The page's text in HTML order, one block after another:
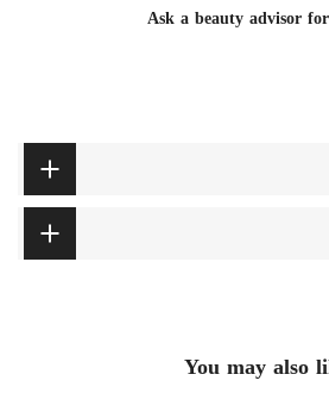
Ask a beauty advisor
You may also